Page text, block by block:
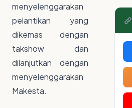
menyelenggarakan
pelantikan yang
dikemas dengan
takshow dan
dilanjutkan dengan
menyelenggarakan
Makesta.